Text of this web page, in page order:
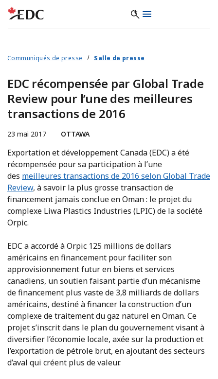
Communiqués de presse Salle de presse
EDC récompensée par Global Trade
Review pour l’une des meilleures
transactions de 2016
23 mai 2017 OTTAWA
Exportation et développement Canada (EDC) a été
récompensée pour sa participation à l’une
des meilleures transactions de 2016 selon Global Trade
Review, à savoir la plus grosse transaction de
financement jamais conclue en Oman : le projet du
complexe Liwa Plastics Industries (LPIC) de la société
Orpic.
EDC a accordé à Orpic 125 millions de dollars
américains en financement pour faciliter son
approvisionnement futur en biens et services
canadiens, un soutien faisant partie d’un mécanisme
de financement plus vaste de 3,8 milliards de dollars
américains, destiné à financer la construction d’un
complexe de traitement du gaz naturel en Oman. Ce
projet s’inscrit dans le plan du gouvernement visant à
diversifier l’économie locale, axée sur la production et
l’exportation de pétrole brut, en ajoutant des secteurs
d’aval qui créent plus de valeur.